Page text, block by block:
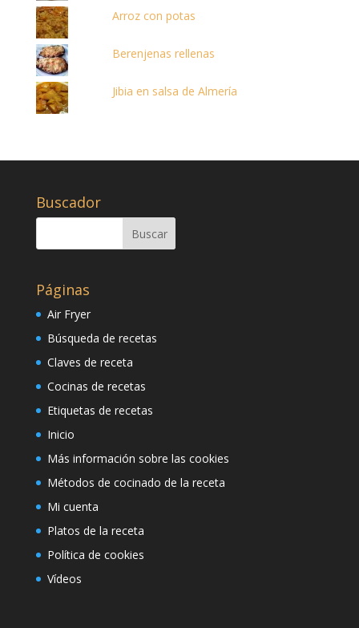
Arroz con potas
Berenjenas rellenas
Jibia en salsa de Almería
Buscador
Páginas
Air Fryer
Búsqueda de recetas
Claves de receta
Cocinas de recetas
Etiquetas de recetas
Inicio
Más información sobre las cookies
Métodos de cocinado de la receta
Mi cuenta
Platos de la receta
Política de cookies
Vídeos